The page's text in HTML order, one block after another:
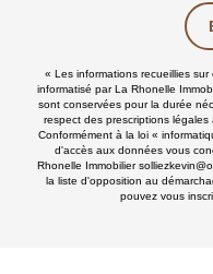
« Les informations recueillies
informatisé par La Rhonelle
sont conservées pour la durée
respect des prescriptions
Conformément à la loi «
d'accès aux données vous
Rhonelle Immobilier
la liste d'opposition au
pouvez vous